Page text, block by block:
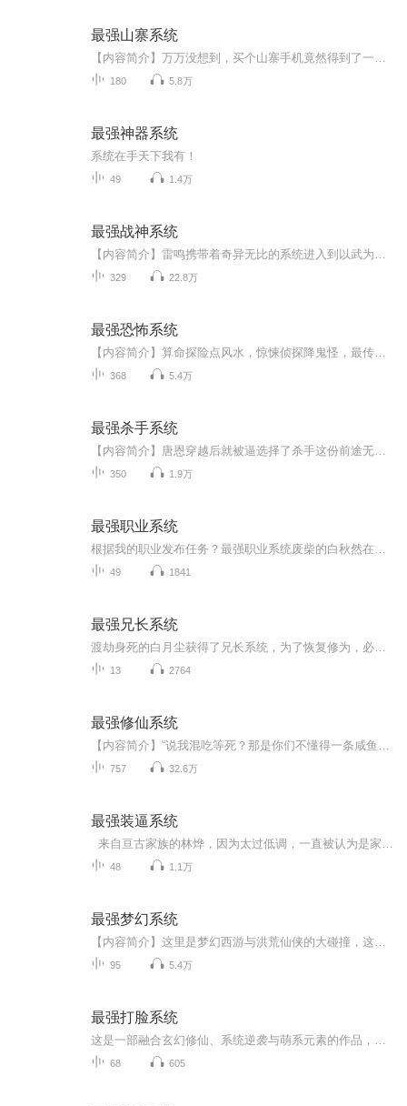
最强山寨系统
180 5.8万
最强神器系统
系统在手天下我有！
49 1.4万
最强战神系统
329 22.8万
最强恐怖系统
368 5.4万
最强杀手系统
350 1.9万
最强职业系统
49 1841
最强兄长系统
13 2764
最强修仙系统
757 32.6万
最强装逼系统
48 1.1万
最强梦幻系统
95 5.4万
最强打脸系统
68 605